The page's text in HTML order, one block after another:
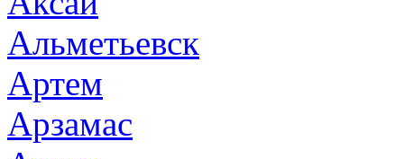
Альметьевск
Артем
Арзамас